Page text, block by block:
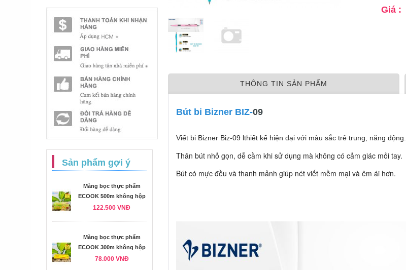
Sản phẩm gợi ý
Màng bọc thực phẩm
ECOOK 500m không hộp
122.500 VNĐ
Màng bọc thực phẩm
ECOOK 300m không hộp
78.000 VNĐ
Giá :
THÔNG TIN SẢN PHẨM
Bút bi Bizner BIZ-09
Viết bi Bizner Biz-09 lthiết kế hiện đại với màu sắc trẻ trung, năng động.
Thân bút nhỏ gọn, dễ cầm khi sử dụng mà không có cảm giác mỏi tay.
Bút có mực đều và thanh mảnh giúp nét viết mềm mại và êm ái hơn.